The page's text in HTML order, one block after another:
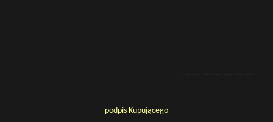
..………………….………………
podpis Kupującego